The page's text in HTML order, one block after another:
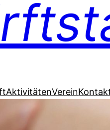
AktivitätenVerein